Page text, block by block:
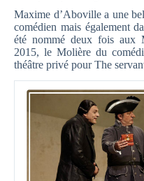
Maxime d’Aboville a une
comédien mais également
été nommé deux fois aux
2015, le Molière du
théâtre privé pour The